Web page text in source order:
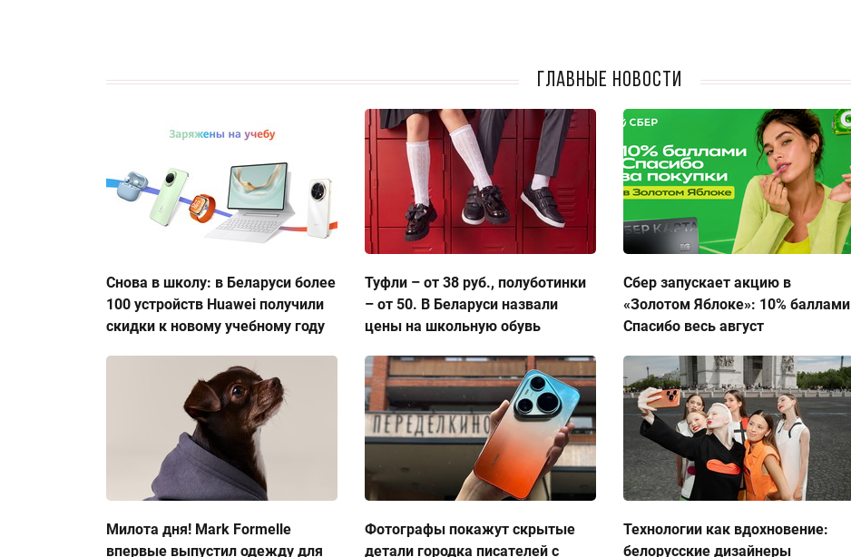
Главные новости
Снова в школу: в Беларуси более
100 устройств Huawei получили
скидки к новому учебному году
Туфли – от 38 руб., полуботинки
– от 50. В Беларуси назвали
цены на школьную обувь
Сбер запускает акцию в
«Золотом Яблоке»: 10% баллами
Спасибо весь август
Милота дня! Mark Formelle
впервые выпустил одежду для
Фотографы покажут скрытые
детали городка писателей с
Технологии как вдохновение:
белорусские дизайнеры